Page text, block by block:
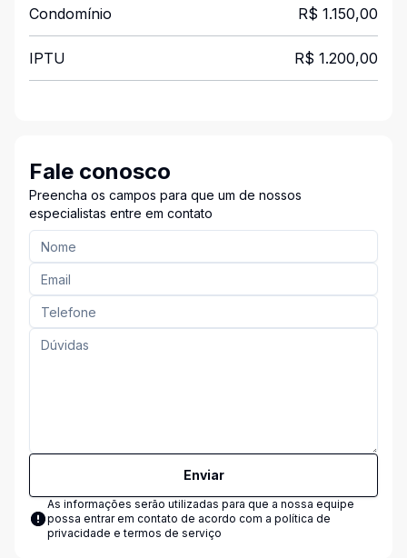
Condomínio R$ 1.150,00
IPTU R$ 1.200,00
Fale conosco
Preencha os campos para que um de nossos
especialistas entre em contato
Enviar
As informações serão utilizadas para que a nossa equipe
possa entrar em contato de acordo com a política de
privacidade e termos de serviço